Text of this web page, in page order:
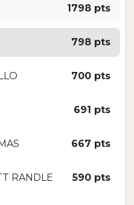
1798 pts
798 pts
700 pts
691 pts
667 pts
RANDLE 590 pts